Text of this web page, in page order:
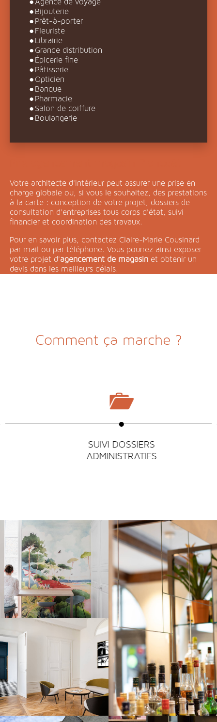
Agence de voyage
Bijouterie
Prêt-à-porter
Fleuriste
Librairie
Grande distribution
Épicerie fine
Pâtisserie
Opticien
Banque
Pharmacie
Salon de coiffure
Boulangerie
Votre architecte d'intérieur peut assurer une prise en
charge globale ou, si vous le souhaitez, des prestations
à la carte : conception de votre projet, dossiers de
consultation d'entreprises tous corps d'état, suivi
financier et coordination des travaux.
Pour en savoir plus, contactez Claire-Marie Cousinard
par mail ou par téléphone. Vous pourrez ainsi exposer
votre projet d'agencement de magasin et obtenir un
devis dans les meilleurs délais.
Comment ça marche ?
SUIVI DOSSIERS
ADMINISTRATIFS